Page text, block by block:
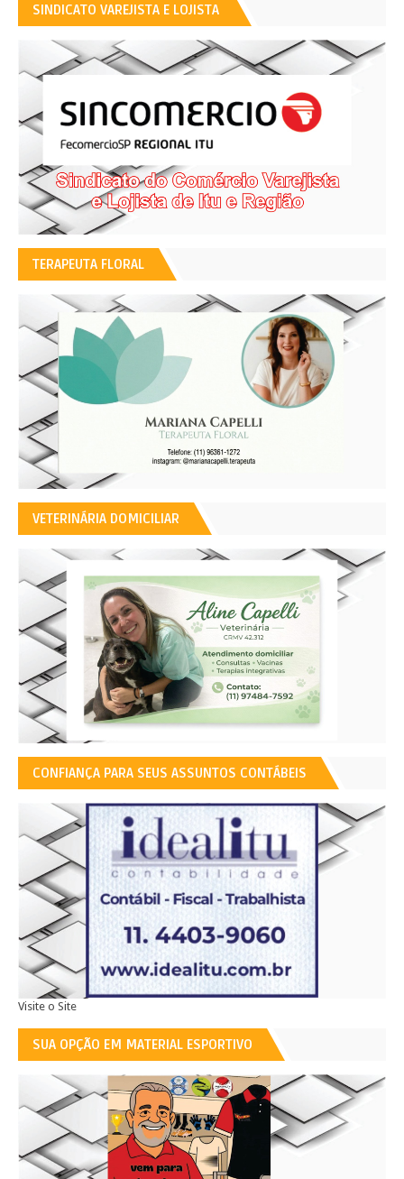
SINDICATO VAREJISTA E LOJISTA
TERAPEUTA FLORAL
VETERINÁRIA DOMICILIAR
CONFIANÇA PARA SEUS ASSUNTOS CONTÁBEIS
Visite o Site
SUA OPÇÃO EM MATERIAL ESPORTIVO